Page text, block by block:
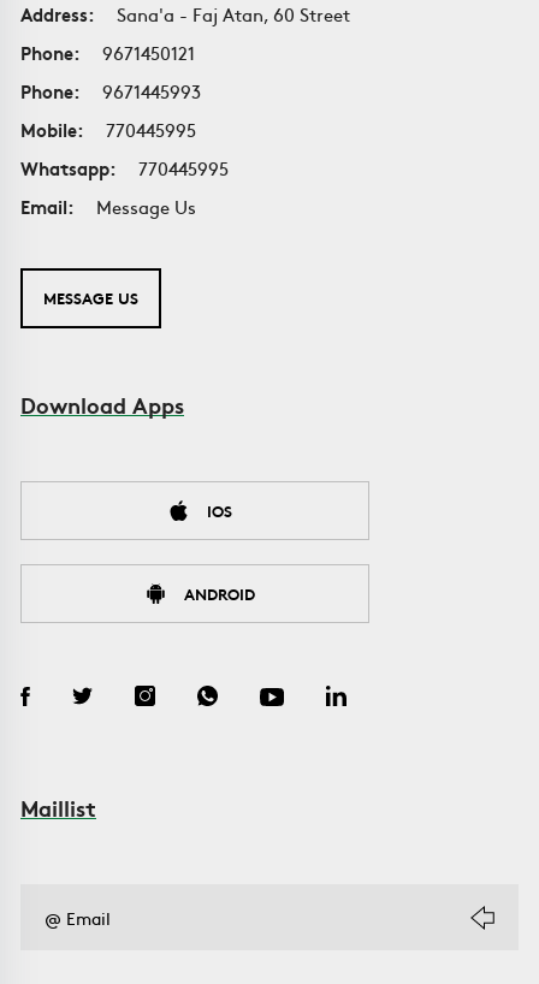
Address:
Sana'a - Faj Atan, 60 Street
Phone:
9671450121
Phone:
9671445993
Mobile:
770445995
Whatsapp:
770445995
Email:
Message Us
MESSAGE US
Download Apps
IOS
ANDROID
Maillist